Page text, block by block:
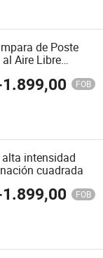
de Poste
Aire Libre
1.899,00 FOB
intensidad
cuadrada
1.899,00 FOB